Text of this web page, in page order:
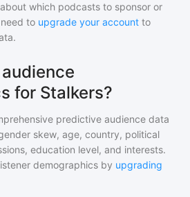
which podcasts to sponsor or
to upgrade your account to
for Stalkers?
predictive audience data
skew, age, country, political
education level, and interests.
demographics by upgrading